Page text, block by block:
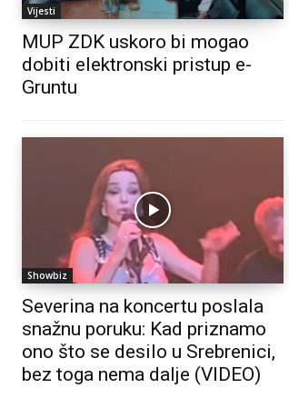
Vijesti
MUP ZDK uskoro bi mogao
dobiti elektronski pristup e-
Gruntu
Showbiz
Severina na koncertu poslala
snažnu poruku: Kad priznamo
ono što se desilo u Srebrenici,
bez toga nema dalje (VIDEO)